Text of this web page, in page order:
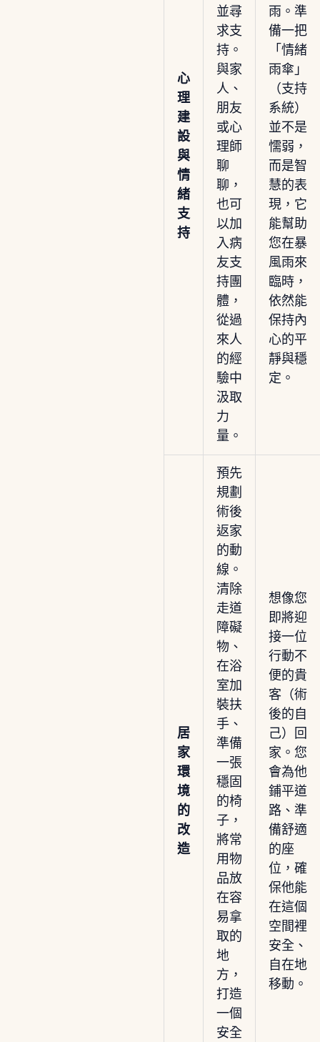
心
理
建
設
與
情
緒
支
持
並尋
求支
持。
與家
人、
朋友
或心
理師
聊
聊，
也可
以加
入病
友支
持團
體，
從過
來人
的經
驗中
汲取
力
量。
雨。準
備一把
「情緒
雨傘」
（支持
系統）
並不是
懦弱，
而是智
慧的表
現，它
能幫助
您在暴
風雨來
臨時，
依然能
保持內
心的平
靜與穩
定。
居
家
環
境
的
改
造
預先
規劃
術後
返家
的動
線。
清除
走道
障礙
物、
在浴
室加
裝扶
手、
準備
一張
穩固
的椅
子，
將常
用物
品放
在容
易拿
取的
地
方，
打造
一個
安全
想像您
即將迎
接一位
行動不
便的貴
客（術
後的自
己）回
家。您
會為他
鋪平道
路、準
備舒適
的座
位，確
保他能
在這個
空間裡
安全、
自在地
移動。